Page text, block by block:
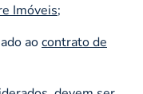
Imóveis;
aocontrato de